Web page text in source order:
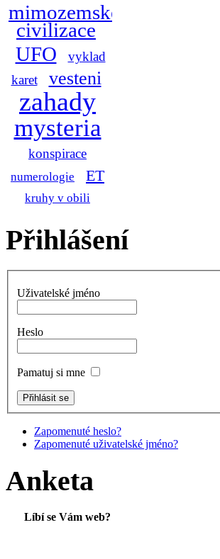
mimozemske
civilizace
UFO
vyklad
karet
vesteni
zahady
mysteria
konspirace
numerologie ET
kruhy v obili
Přihlášení
Uživatelské jméno
Heslo
Pamatuj si mne
Zapomenuté heslo?
Zapomenuté uživatelské jméno?
Anketa
Líbí se Vám web?